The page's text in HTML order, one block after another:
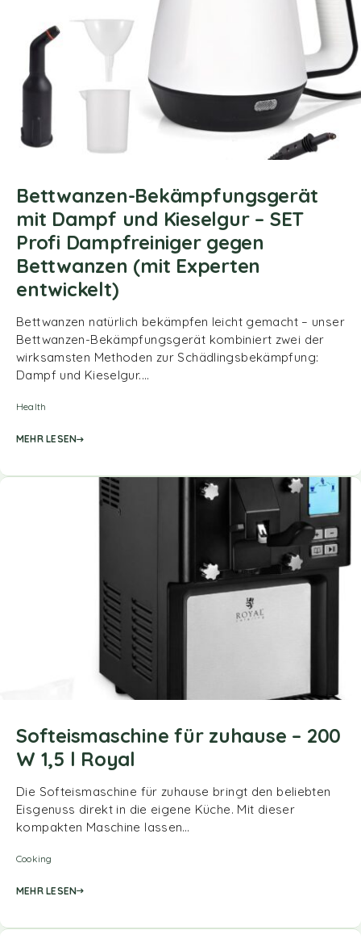
Bettwanzen-Bekämpfungsgerät
mit Dampf und Kieselgur – SET
Profi Dampfreiniger gegen
Bettwanzen (mit Experten
entwickelt)
Bettwanzen natürlich bekämpfen leicht gemacht – unser
Bettwanzen-Bekämpfungsgerät kombiniert zwei der
wirksamsten Methoden zur Schädlingsbekämpfung:
Dampf und Kieselgur.…
Health
MEHR LESEN
Softeismaschine für zuhause – 200
W 1,5 l Royal
Die Softeismaschine für zuhause bringt den beliebten
Eisgenuss direkt in die eigene Küche. Mit dieser
kompakten Maschine lassen…
Cooking
MEHR LESEN